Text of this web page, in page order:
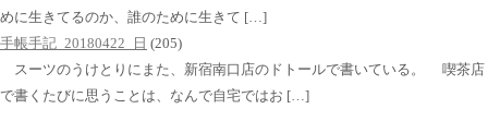
めに生きてるのか、誰のために生きて […]
手帳手記_20180422_日 (205)
スーツのうけとりにまた、新宿南口店のドトールで書いている。 喫茶店
で書くたびに思うことは、なんで自宅ではお […]